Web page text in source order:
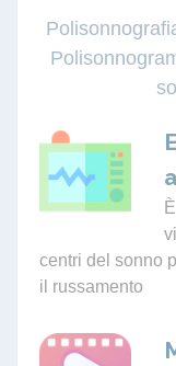
centri del sonno
il russamento